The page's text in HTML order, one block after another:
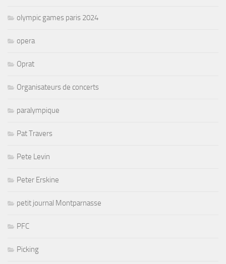
olympic games paris 2024
opera
Oprat
Organisateurs de concerts
paralympique
Pat Travers
Pete Levin
Peter Erskine
petit journal Montparnasse
PFC
Picking